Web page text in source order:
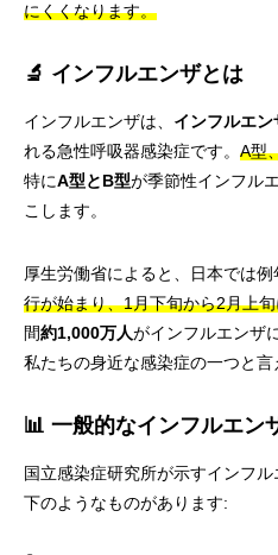
にくくなります。
🔬 インフルエンザとは
インフルエンザは、 インフルエン
れる急性呼吸器感染症です。 A型
特にA型とB型が季節性インフル
こします。
厚生労働省によると、日本では例
行が始まり、1月下旬から2月上
間約1,000万人がインフルエンザ
私たちの身近な感染症の一つと言
📊 一般的なインフルエン
国立感染症研究所が示すインフ
下のようなものがあります: